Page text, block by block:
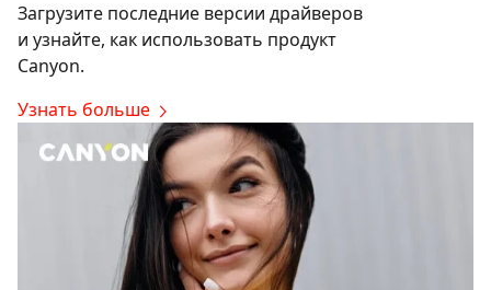
Загрузите последние версии драйверов
и узнайте, как использовать продукт
Canyon.
Узнать больше